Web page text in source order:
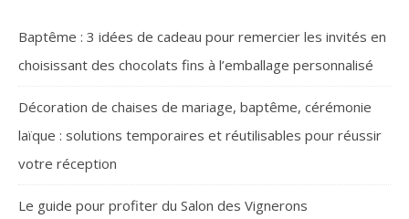
Baptême : 3 idées de cadeau pour remercier les invités en
choisissant des chocolats fins à l’emballage personnalisé
Décoration de chaises de mariage, baptême, cérémonie
laïque : solutions temporaires et réutilisables pour réussir
votre réception
Le guide pour profiter du Salon des Vignerons